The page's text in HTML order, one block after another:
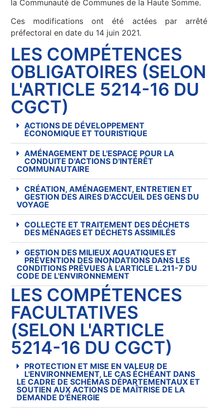
la Communauté de Communes de la Haute Somme.
Ces modifications ont été actées par arrêté
préfectoral en date du 14 juin 2021.
LES COMPÉTENCES
OBLIGATOIRES (SELON
L'ARTICLE 5214-16 DU
CGCT)
ACTIONS DE DÉVELOPPEMENT
ÉCONOMIQUE ET TOURISTIQUE
AMÉNAGEMENT DE L'ESPACE POUR LA
CONDUITE D'ACTIONS D'INTÉRÊT
COMMUNAUTAIRE
CRÉATION, AMÉNAGEMENT, ENTRETIEN ET
GESTION DES AIRES D'ACCUEIL DES GENS DU
VOYAGE
COLLECTE ET TRAITEMENT DES DÉCHETS
DES MÉNAGES ET DÉCHETS ASSIMILÉS
GESTION DES MILIEUX AQUATIQUES ET
PRÉVENTION DES INONDATIONS DANS LES
CONDITIONS PRÉVUES À L'ARTICLE L.211-7 DU
CODE DE L'ENVIRONNEMENT
LES COMPÉTENCES
FACULTATIVES
(SELON L'ARTICLE
5214-16 DU CGCT)
PROTECTION ET MISE EN VALEUR DE
L'ENVIRONNEMENT, LE CAS ÉCHÉANT DANS
LE CADRE DE SCHÉMAS DÉPARTEMENTAUX ET
SOUTIEN AUX ACTIONS DE MAÎTRISE DE LA
DEMANDE D'ÉNERGIE